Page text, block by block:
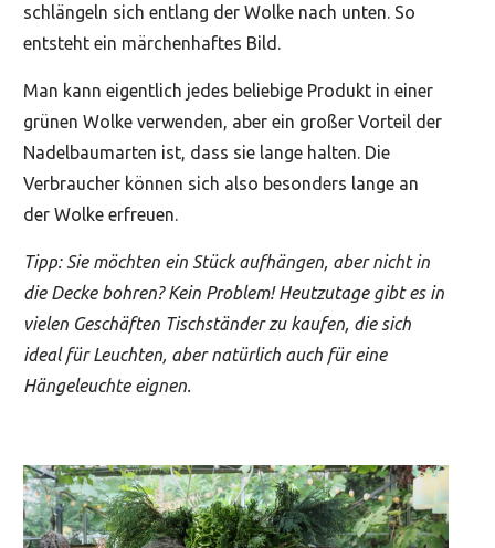
schlängeln sich entlang der Wolke nach unten. So
entsteht ein märchenhaftes Bild.
Man kann eigentlich jedes beliebige Produkt in einer
grünen Wolke verwenden, aber ein großer Vorteil der
Nadelbaumarten ist, dass sie lange halten. Die
Verbraucher können sich also besonders lange an
der Wolke erfreuen.
Tipp: Sie möchten ein Stück aufhängen, aber nicht in
die Decke bohren? Kein Problem! Heutzutage gibt es in
vielen Geschäften Tischständer zu kaufen, die sich
ideal für Leuchten, aber natürlich auch für eine
Hängeleuchte eignen.